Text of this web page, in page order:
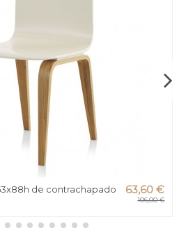
de contrachapado
63,60 €
106,00 €